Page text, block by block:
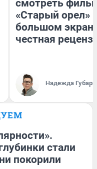
смотреть
«Старый орел»
большом
честная
Надежда Губарь
стали
покорили